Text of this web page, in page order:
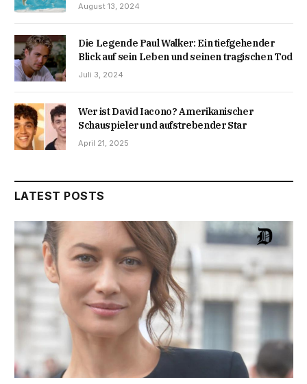
August 13, 2024
Die Legende Paul Walker: Ein tiefgehender
Blick auf sein Leben und seinen tragischen Tod
Juli 3, 2024
Wer ist David Iacono? Amerikanischer
Schauspieler und aufstrebender Star
April 21, 2025
LATEST POSTS